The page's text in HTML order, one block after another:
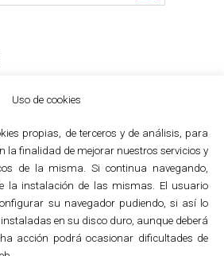
2 3 4 5 7 8 9 10
Uso de cookies
propias, de terceros y de análisis, para
la finalidad de mejorar nuestros servicios y
de la misma. Si continua navegando,
la instalación de las mismas. El usuario
su navegador pudiendo, si así lo
en su disco duro, aunque deberá
acción podrá ocasionar dificultades de